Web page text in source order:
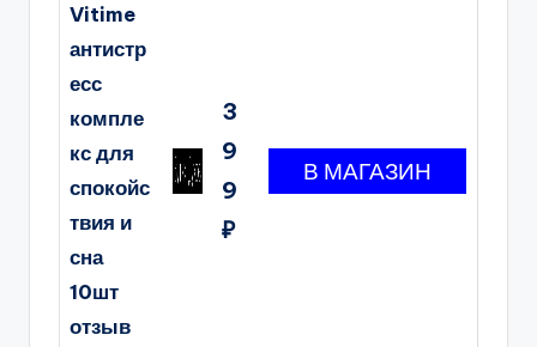
Vitime
антистр
есс
компле
кс для
спокойс
твия и
сна
10шт
отзыв
3
9
9
₽